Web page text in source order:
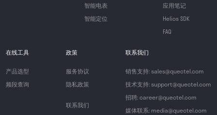
智能电表
智能定位
应用笔记
Helios SDK
FAQ
在线工具
产品选型
频段查询
政策
服务协议
隐私政策
联系我们
联系我们
销售支持: sales@quectel.com
技术支持: support@quectel.com
招聘: career@quectel.com
媒体联系: media@quectel.com